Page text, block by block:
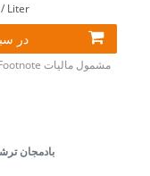
Liter
در
مشمول مالیات
بادمجان ترشی